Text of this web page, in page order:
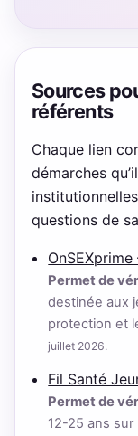
Sources
référents
Chaque lien
démarches
questions de
Permet de
destinée aux
protection et
juillet 2026.
Fil Santé
Permet de
12-25 ans